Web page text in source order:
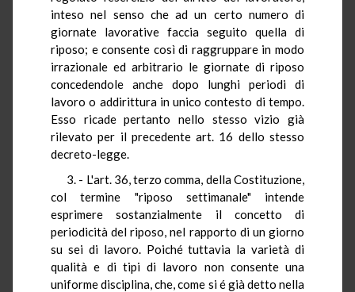
inteso nel senso che ad un certo numero di
giornate lavorative faccia seguito quella di
riposo; e consente così di raggruppare in modo
irrazionale ed arbitrario le giornate di riposo
concedendole anche dopo lunghi periodi di
lavoro o addirittura in unico contesto di tempo.
Esso ricade pertanto nello stesso vizio già
rilevato per il precedente art. 16 dello stesso
decreto-legge.
3. - L'art. 36, terzo comma, della Costituzione,
col termine "riposo settimanale" intende
esprimere sostanzialmente il concetto di
periodicità del riposo, nel rapporto di un giorno
su sei di lavoro. Poiché tuttavia la varietà di
qualità e di tipi di lavoro non consente una
uniforme disciplina, che, come si é già detto nella